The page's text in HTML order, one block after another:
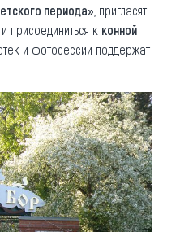
периода» , пригласят
присоединиться к конной
и фотосессии поддержат